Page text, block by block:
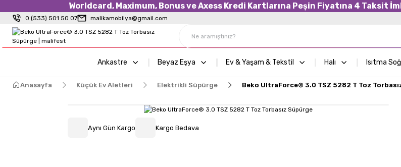
Worldcard, Maximum, Bonus ve Axess Kredi Kartlarına Peşin Fiyatına 4 Taksit
0 (533) 501 50 07 malikamobilya@gmail.com
Ankastre Beyaz Eşya Ev & Yaşam & Tekstil Halı Isıtma
Anasayfa Küçük Ev Aletleri Elektrikli Süpürge Beko UltraForce® 3.0 TSZ 5282 T Toz
Aynı Gün Kargo Kargo Bedava